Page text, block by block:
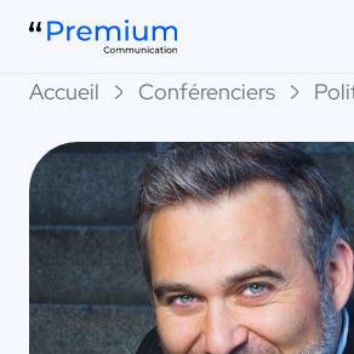
Accueil Conférenciers